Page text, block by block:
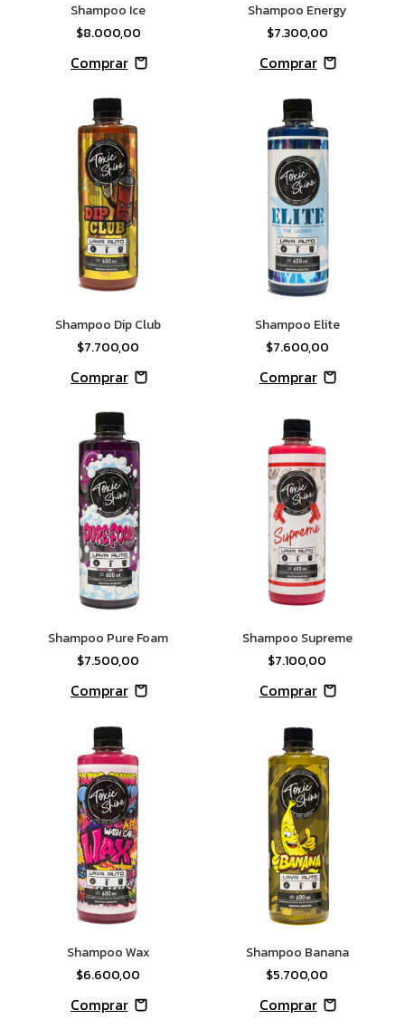
Shampoo Ice
$8.000,00
Shampoo Energy
$7.300,00
Shampoo Dip Club
$7.700,00
Shampoo Elite
$7.600,00
Shampoo Pure Foam
$7.500,00
Shampoo Supreme
$7.100,00
Shampoo Wax
$6.600,00
Shampoo Banana
$5.700,00